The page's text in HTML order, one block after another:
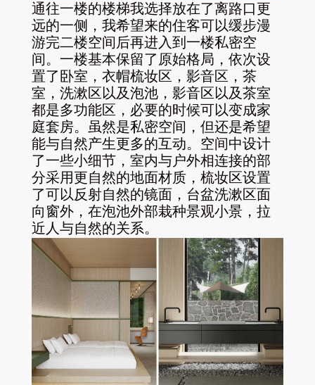
通往一楼的楼梯我选择放在了离路口更
远的一侧，我希望来的住客可以缓步漫
游完二楼空间后再进入到一楼私密空
间。一楼基本保留了原始格局，依次设
置了卧室，衣帽梳妆区，影音区，茶
室，洗漱区以及泡池，影音区以及茶室
都是多功能区，必要的时候可以变成家
庭套房。虽然是私密空间，但还是希望
能与自然产生更多的互动。空间中设计
了一些小细节，室内与户外相连接的部
分采用更自然的地面材质，梳妆区设置
了可以反射自然的镜面，台盆洗漱区面
向窗外，在泡池外部栽种景观小景，拉
近人与自然的关系。